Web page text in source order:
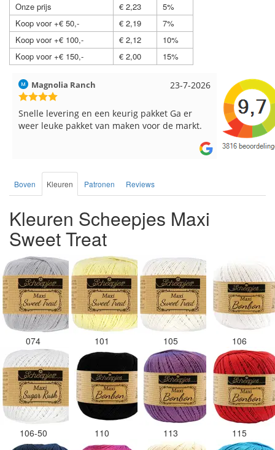
Onze prijs
€ 2,23
5%
Koop voor +€ 50,-
€ 2,19
7%
Koop voor +€ 100,-
€ 2,12
10%
Koop voor +€ 150,-
€ 2,00 15%
17-7-2026
Hilde uit Loyers
Reeds meerdere keren breigaren en
breinaalden besteld, altijd heel tevreden over
Loes uit
Snelle
Boven Kleuren Patronen Reviews
Kleuren Scheepjes Maxi
Sweet Treat
074 101 105 106
106-50 110 113 115